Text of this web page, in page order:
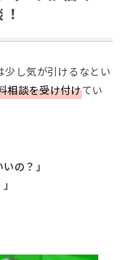
少し気が引けるなとい
相談を受け付けてい
の？」